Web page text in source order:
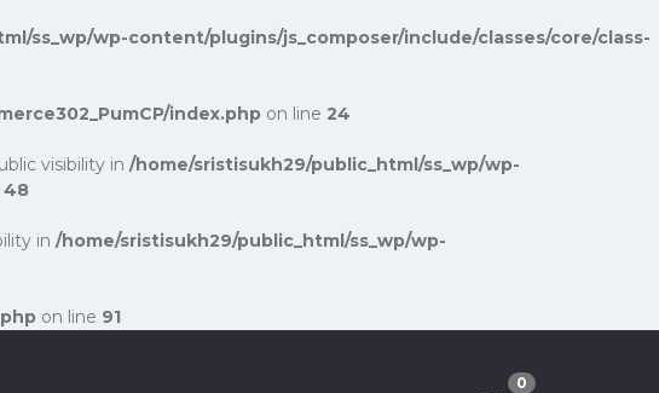
ss_wp/wp-content/plugins/js_composer/include/classes/core/class-
index.php on line 24
visibility in /home/sristisukh29/public_html/ss_wp/wp-
48
in /home/sristisukh29/public_html/ss_wp/wp-
on line 91
0